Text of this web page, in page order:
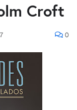
Croft
0